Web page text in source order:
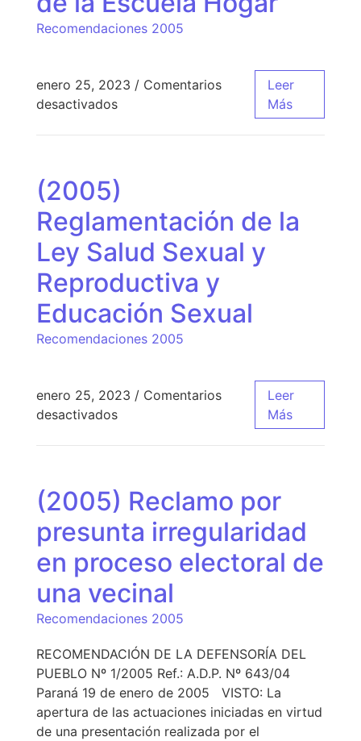
Recomendaciones 2005
enero 25, 2023 / Comentarios
desactivados
Leer
Más
(2005)
Reglamentación de la
Ley Salud Sexual y
Reproductiva y
Educación Sexual
Recomendaciones 2005
enero 25, 2023 / Comentarios
desactivados
Leer
Más
(2005) Reclamo por
presunta irregularidad
en proceso electoral de
una vecinal
Recomendaciones 2005
RECOMENDACIÓN DE LA DEFENSORÍA DEL
PUEBLO Nº 1/2005 Ref.: A.D.P. Nº 643/04
Paraná 19 de enero de 2005 VISTO: La
apertura de las actuaciones iniciadas en virtud
de una presentación realizada por el